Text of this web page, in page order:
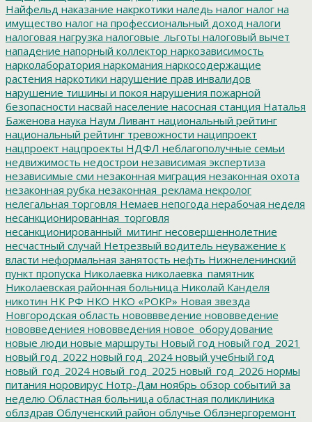
Найфельд наказание накркотики наледь налог налог на
имущество налог на профессиональный доход налоги
налоговая нагрузка налоговые_льготы налоговый вычет
нападение напорный коллектор наркозависимость
нарколаборатория наркомания наркосодержащие
растения наркотики нарушение прав инвалидов
нарушение тишины и покоя нарушения пожарной
безопасности насвай население насосная станция Наталья
Баженова наука Наум Ливант национальный рейтинг
национальный рейтинг тревожности наципроект
нацпроект нацпроекты НДФЛ неблагополучные семьи
недвижимость недострои независимая экспертиза
независимые сми незаконная миграция незаконная охота
незаконная рубка незаконная_реклама некролог
нелегальная торговля Немаев непогода нерабочая неделя
несанкционированная_торговля
несанкционированный_митинг несовершеннолетние
несчастный случай Нетрезвый водитель неуважение к
власти неформальная занятость нефть Нижнеленинский
пункт пропуска Николаевка николаевка_памятник
Николаевская районная больница Николай Канделя
никотин НК РФ НКО НКО «РОКР» Новая звезда
Новгородская область нововвведение нововведение
нововведениея нововведения новое_оборудование
новые люди новые маршруты Новый год новый год_2021
новый год_2022 новый год_2024 новый учебный год
новый_год_2024 новый_год_2025 новый_год_2026 нормы
питания норовирус Нотр-Дам ноябрь обзор событий за
неделю Областная больница областная поликлиника
облздрав Облученский район облучье Облэнергоремонт